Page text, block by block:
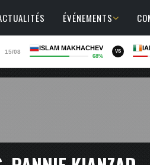
ÉVÉNEMENTS
15/08
ISLAM MAKHACHEV
68%
VS